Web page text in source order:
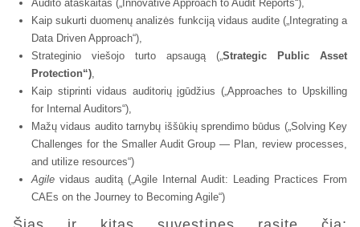
Audito ataskaitas („Innovative Approach to Audit Reports“),
Kaip sukurti duomenų analizės funkciją vidaus audite („Integrating a
Data Driven Approach“),
Strateginio viešojo turto apsaugą („Strategic Public Asset
Protection“),
Kaip stiprinti vidaus auditorių įgūdžius („Approaches to Upskilling
for Internal Auditors“),
Mažų vidaus audito tarnybų iššūkių sprendimo būdus („Solving Key
Challenges for the Smaller Audit Group — Plan, review processes,
and utilize resources“)
Agile vidaus auditą („Agile Internal Audit: Leading Practices From
CAEs on the Journey to Becoming Agile“)